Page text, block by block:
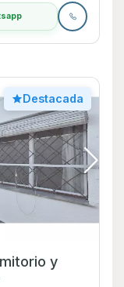
Destacada
y